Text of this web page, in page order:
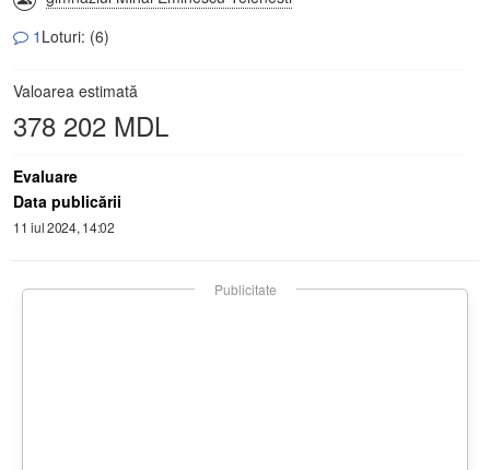
1 Loturi: (6)
Valoarea estimată
378 202 MDL
Evaluare
Data publicării
11 iul 2024, 14:02
Publicitate